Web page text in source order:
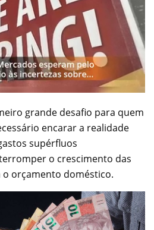
grande desafio para quem
encarar a realidade
supérfluos
o crescimento das
orçamento doméstico.